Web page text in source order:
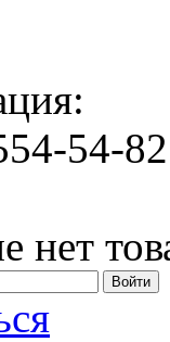
54-54-82
нет